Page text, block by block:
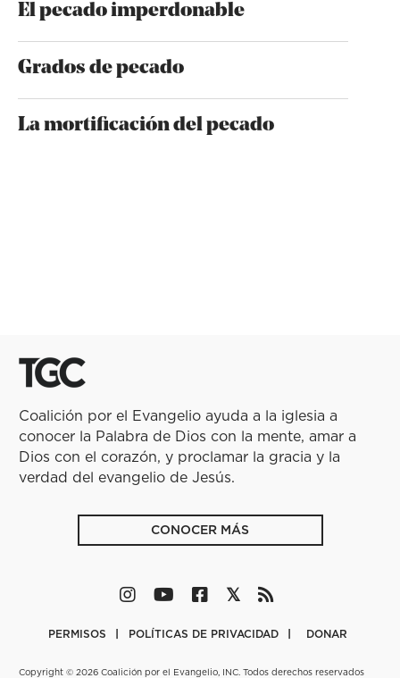
El pecado imperdonable
Grados de pecado
La mortificación del pecado
Coalición por el Evangelio ayuda a la iglesia a
conocer la Palabra de Dios con la mente, amar a
Dios con el corazón, y proclamar la gracia y la
verdad del evangelio de Jesús.
CONOCER MÁS
PERMISOS POLÍTICAS DE PRIVACIDAD DONAR
Copyright © 2026 Coalición por el Evangelio, INC. Todos derechos reservados